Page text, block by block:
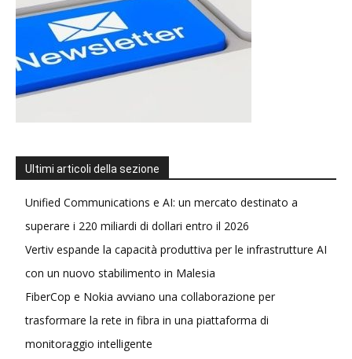
Ultimi articoli della sezione
Unified Communications e AI: un mercato destinato a
superare i 220 miliardi di dollari entro il 2026
Vertiv espande la capacità produttiva per le infrastrutture AI
con un nuovo stabilimento in Malesia
FiberCop e Nokia avviano una collaborazione per
trasformare la rete in fibra in una piattaforma di
monitoraggio intelligente